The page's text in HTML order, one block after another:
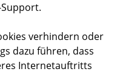
verhindern oder
dazu führen, dass
Internetauftritts